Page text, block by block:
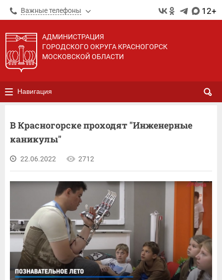
Важные телефоны 12+
АДМИНИСТРАЦИЯ
ГОРОДСКОГО ОКРУГА КРАСНОГОРСК
МОСКОВСКОЙ ОБЛАСТИ
Навигация
В Красногорске проходят "Инженерные
каникулы"
22.06.2022 2712